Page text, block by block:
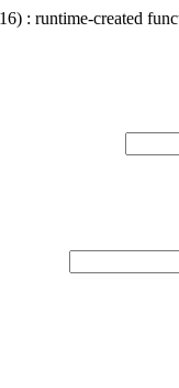
: runtime-created